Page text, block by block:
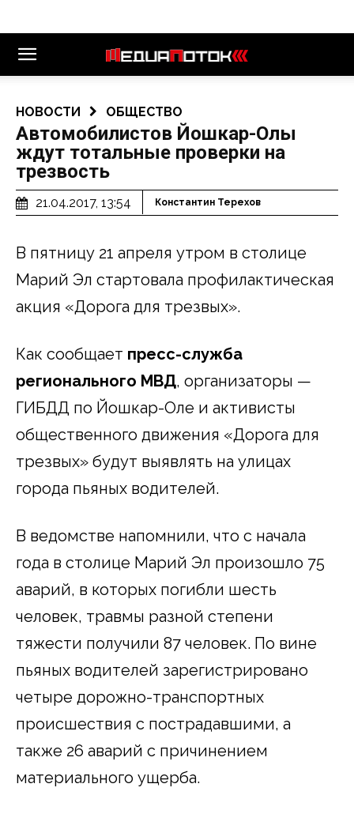
НОВОСТИ ОБЩЕСТВО
Автомобилистов Йошкар-Олы
ждут тотальные проверки на
трезвость
21.04.2017, 13:54 Константин Терехов
В пятницу 21 апреля утром в столице
Марий Эл стартовала профилактическая
акция «Дорога для трезвых».
Как сообщает пресс-служба
регионального МВД, организаторы —
ГИБДД по Йошкар-Оле и активисты
общественного движения «Дорога для
трезвых» будут выявлять на улицах
города пьяных водителей.
В ведомстве напомнили, что с начала
года в столице Марий Эл произошло 75
аварий, в которых погибли шесть
человек, травмы разной степени
тяжести получили 87 человек. По вине
пьяных водителей зарегистрировано
четыре дорожно-транспортных
происшествия с пострадавшими, а
также 26 аварий с причинением
материального ущерба.